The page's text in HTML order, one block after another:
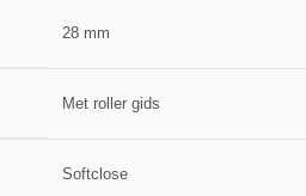
28 mm
Met roller gids
Softclose